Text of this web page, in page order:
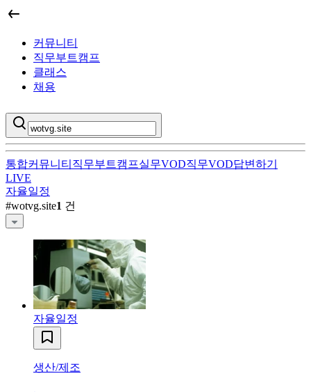
커뮤니티
직무부트캠프
클래스
채용
통합커뮤니티 직무부트캠프실무VOD직무VOD답변하기
wotvg.site
LIVE
자율일정
#wotvg.site1 건
자율일정
생산/제조